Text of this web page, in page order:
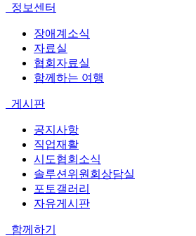
정보센터
장애계소식
자료실
협회자료실
함께하는 여행
게시판
공지사항
직업재활
시도협회소식
솔루션위원회상담실
포토갤러리
자유게시판
함께하기